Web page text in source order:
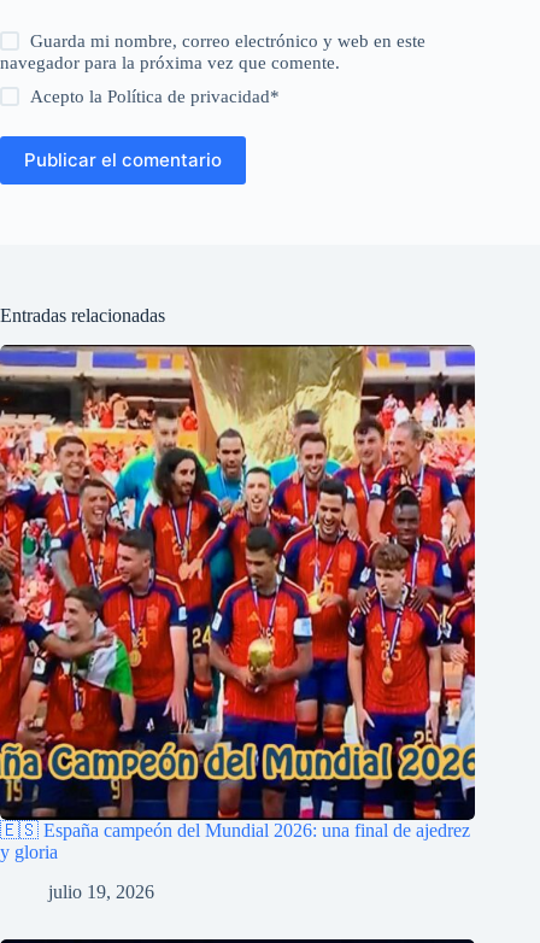
Guarda mi nombre, correo electrónico y web en este
navegador para la próxima vez que comente.
Acepto laPolítica de privacidad*
Publicar el comentario
Entradas relacionadas
🇪🇸 España campeón del Mundial 2026: una final de ajedrez
y gloria
julio 19, 2026